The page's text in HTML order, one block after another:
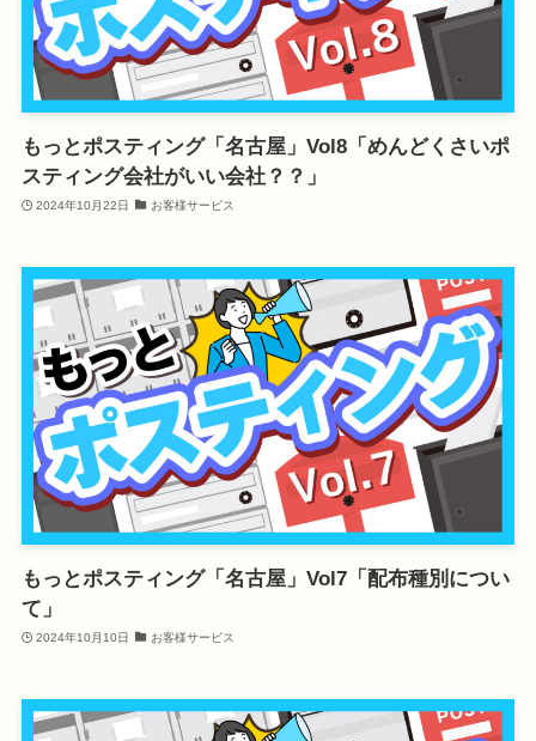
もっとポスティング「名古屋」Vol8「めんどくさいポ
スティング会社がいい会社？？」
2024年10月22日 お客様サービス
もっとポスティング「名古屋」Vol7「配布種別につい
て」
2024年10月10日 お客様サービス